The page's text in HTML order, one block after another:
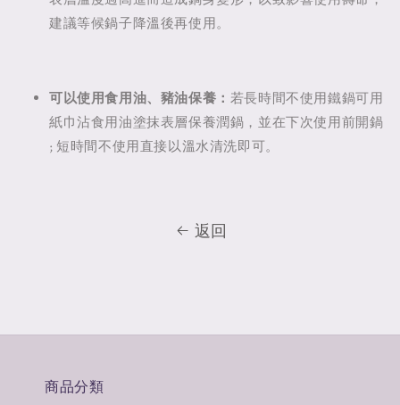
建議等候鍋子降溫後再使用。
可以使用食用油、豬油保養： 若長時間不使用鐵鍋可用
紙巾沾食用油塗抹表層保養潤鍋，並在下次使用前開鍋
; 短時間不使用直接以溫水清洗即可。
返回
商品分類